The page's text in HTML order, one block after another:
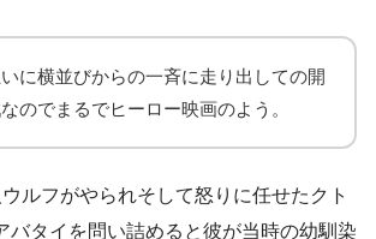
に横並びからの一斉に走り出しての開
のでまるでヒーロー映画のよう。
ルフがやられそして怒りに任せたクト
バタイを問い詰めると彼が当時の幼馴染